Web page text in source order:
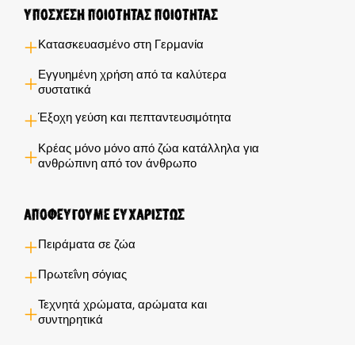
Υποσχέση ποιότητας ποιότητας
Κατασκευασμένο στη Γερμανία
Εγγυημένη χρήση από τα καλύτερα
συστατικά
Έξοχη γεύση και πεπταντευσιμότητα
Κρέας μόνο μόνο από ζώα κατάλληλα για
ανθρώπινη από τον άνθρωπο
Αποφεύγουμε ευχαρίστως
Πειράματα σε ζώα
Πρωτεΐνη σόγιας
Τεχνητά χρώματα, αρώματα και
συντηρητικά